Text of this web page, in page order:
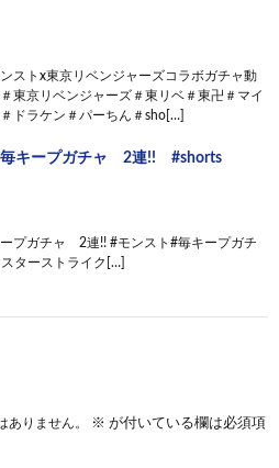
ンストx東京リベンジャーズコラボガチャ動
東京リベンジャーズ＃東リベ＃東卍＃マイ
ドラケン＃パーちん＃sho[…]
毎キープガチャ 2連!! #shorts
プガチャ 2連!! #モンスト#毎キープガチ
ターストライク[…]
ありません。 ※ が付いている欄は必須項